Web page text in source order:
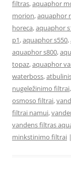
filtras,aquaphor
morion,aquaphor
horeca,aquaphor
p1,aquaphor s550,
aquaphor s800,
topaz,aquaphor
waterboss,
nugeležinimo filtrai,
osmoso filtrai,
filtrai namui,
vandens filtras
minkstinimo filtrai |